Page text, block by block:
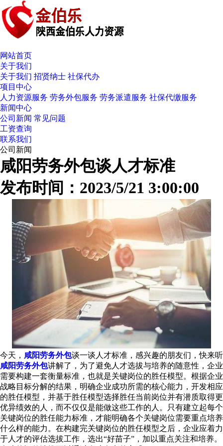
网站首页
关于我们
关于我们 招贤纳士 社保代办
项目中心
人力资源服务 劳务外包服务 劳务派遣服务 社保代缴服务
新闻中心
公司新闻 常见问题
工资查询
联系我们
公司新闻
咸阳劳务外包谈人才标准
发布时间：2023/5/21 3:00:00
今天， 咸阳劳务外包谈一谈人才标准，感兴趣的朋友们，快来听
咸阳劳务外包讲解了，为了避免人才选拔与培养的随意性，企业
需要构建一套衡量标准，也就是关键岗位的胜任模型。根据企业
战略目标分解的结果，明确企业成功所需的核心能力，开发相应
的胜任模型，并基于胜任模型选择胜任当前岗位并有潜质取得更
优异绩效的人，而不仅仅是能做这些工作的人。只有建立起每个
关键岗位的胜任能力标准，才能明确各个关键岗位需要重点培养
什么样的能力。在构建完关键岗位的胜任模型之后，企业应着力
于人才的评估选拔工作，选出“好苗子”，加以重点关注和培养。